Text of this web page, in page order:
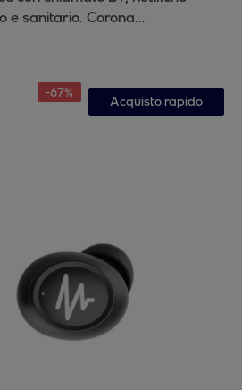
e sanitario. Corona
in silicone e metallo.
-67%
Acquisto rapido